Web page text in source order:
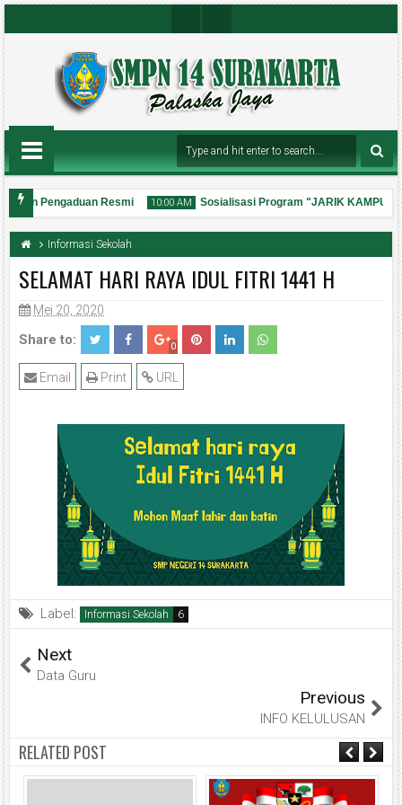
Gra
M
Be
Chan
Nel
Pengaduan Resmi 10:00 AM
31 Jul
Sosialisasi Program "JARIK KAMPUH"
Informasi Sekolah
SELAMAT HARI RAYA IDUL FITRI 1441 H
Mei 20, 2020
Share to: 0
URL
Print
Email
Label: Informasi Sekolah
Next
Data Guru
Previous
INFO KELULUSAN
RELATED POST